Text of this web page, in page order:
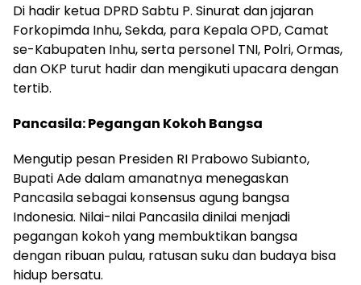
Di hadir ketua DPRD Sabtu P. Sinurat dan jajaran
Forkopimda Inhu, Sekda, para Kepala OPD, Camat
se-Kabupaten Inhu, serta personel TNI, Polri, Ormas,
dan OKP turut hadir dan mengikuti upacara dengan
tertib.
Pancasila: Pegangan Kokoh Bangsa
Mengutip pesan Presiden RI Prabowo Subianto,
Bupati Ade dalam amanatnya menegaskan
Pancasila sebagai konsensus agung bangsa
Indonesia. Nilai-nilai Pancasila dinilai menjadi
pegangan kokoh yang membuktikan bangsa
dengan ribuan pulau, ratusan suku dan budaya bisa
hidup bersatu.